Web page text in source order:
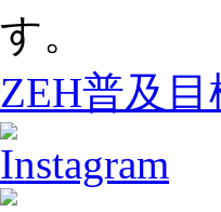
す。
ZEH普及